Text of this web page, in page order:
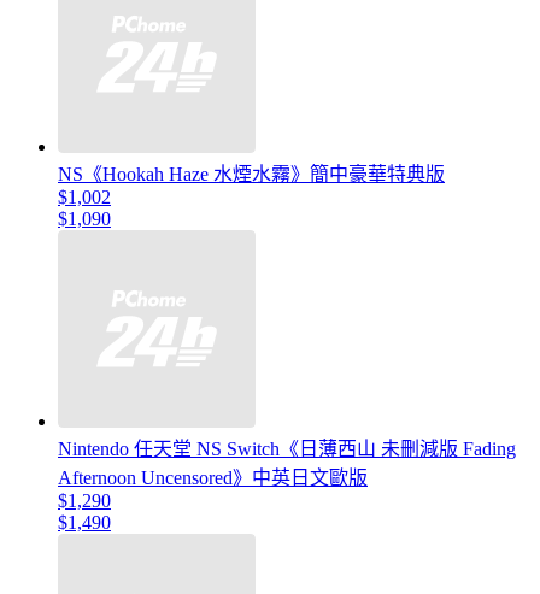
NS《Hookah Haze 水煙水霧》簡中豪華特典版
$1,002
$1,090
Nintendo 任天堂 NS Switch《日薄西山 未刪減版 Fading
Afternoon Uncensored》中英日文歐版
$1,290
$1,490